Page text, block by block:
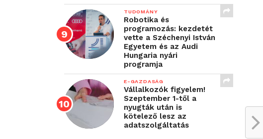
TUDOMÁNY
Robotika és
programozás: kezdetét
vette a Széchenyi István
Egyetem és az Audi
Hungaria nyári
programja
E-GAZDASÁG
Vállalkozók figyelem!
Szeptember 1-től a
nyugták után is
kötelező lesz az
adatszolgáltatás